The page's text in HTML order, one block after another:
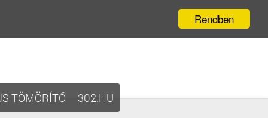
Rendben
TÖMÖRÍTŐ 302.HU